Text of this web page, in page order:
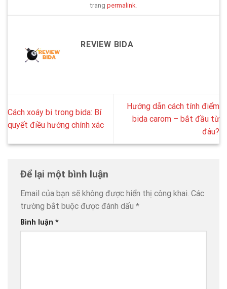
trang permalink.
REVIEW BIDA
Cách xoáy bi trong bida: Bí
quyết điều hướng chính xác
Hướng dẫn cách tính điểm
bida carom – bắt đầu từ
đâu?
Để lại một bình luận
Email của bạn sẽ không được hiển thị công khai. Các
trường bắt buộc được đánh dấu *
Bình luận *